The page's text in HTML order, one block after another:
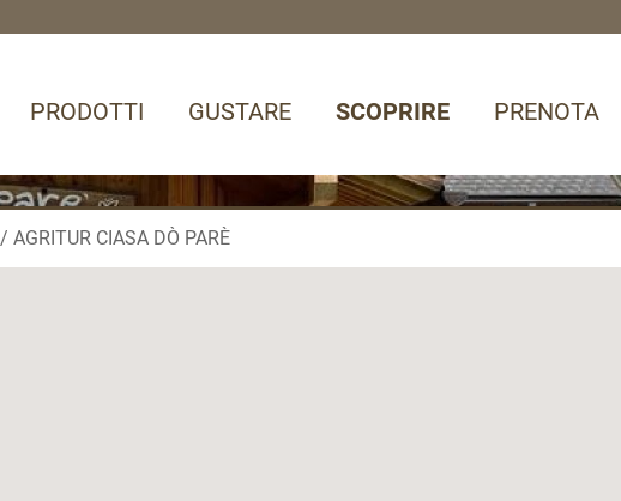
PRODOTTI GUSTARE SCOPRIRE PRENOTA
AGRITUR CIASA DÒ PARÈ